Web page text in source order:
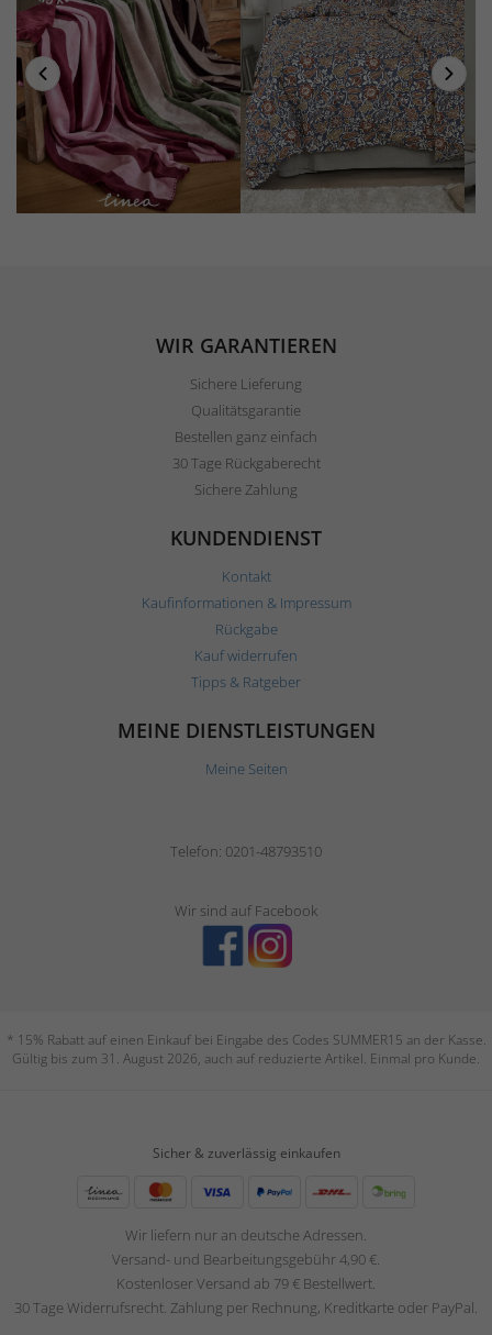
WIR GARANTIEREN
Sichere Lieferung
Qualitätsgarantie
Bestellen ganz einfach
30 Tage Rückgaberecht
Sichere Zahlung
KUNDENDIENST
Kontakt
Kaufinformationen & Impressum
Rückgabe
Kauf widerrufen
Tipps & Ratgeber
MEINE DIENSTLEISTUNGEN
Meine Seiten
Telefon: 0201-48793510
Wir sind auf Facebook
* 15% Rabatt auf einen Einkauf bei Eingabe des Codes SUMMER15 an der Kasse.
Gültig bis zum 31. August 2026, auch auf reduzierte Artikel. Einmal pro Kunde.
Sicher & zuverlässig einkaufen
Wir liefern nur an deutsche Adressen.
Versand- und Bearbeitungsgebühr 4,90 €.
Kostenloser Versand ab 79 € Bestellwert.
30 Tage Widerrufsrecht. Zahlung per Rechnung, Kreditkarte oder PayPal.